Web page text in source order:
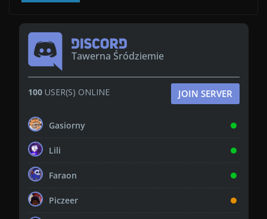
Tawerna Śródziemie
100USER(S) ONLINE JOIN SERVER
Gasiorny
Lili
Faraon
Piczeer